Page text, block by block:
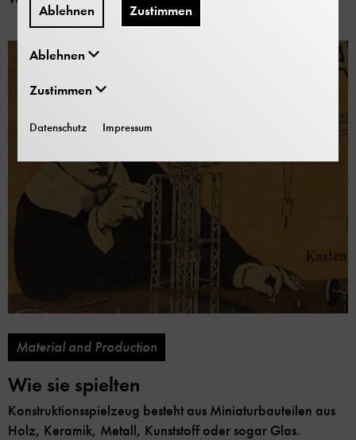
Material and Production
Wie sie spielten
Konstruktionsspielzeug besteht aus Miniaturbauteilen aus
Holz, Keramik, Metall, Kunststoff oder sogar Glas.
Ablehnen Zustimmen
Ablehnen
Zustimmen
Datenschutz Impressum